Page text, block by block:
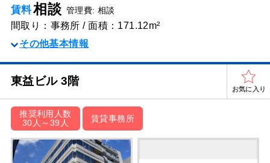
賃料相談 管理費: 相談
間取り：事務所 / 面積：171.12m²
その他基本情報
東益ビル 3階
お気に入り
推奨利用人数
30人～39人
賃貸事務所